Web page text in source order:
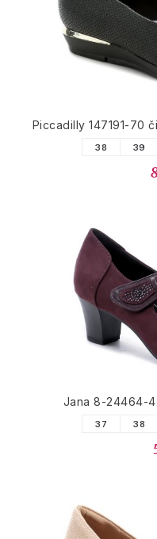
Piccadilly 147191-70
38 39
Jana 8-24464-
37 38